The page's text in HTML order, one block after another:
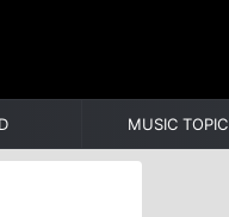
MUSIC TOPIC